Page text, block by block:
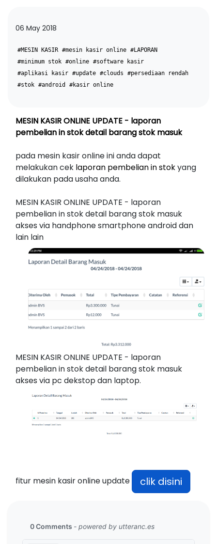
06 May 2018
#MESIN KASIR #mesin kasir online #LAPORAN
#minimum stok #online #software kasir
#aplikasi kasir #update #clouds
#persediaan rendah
#stok #android #kasir online
MESIN KASIR ONLINE UPDATE - laporan
pembelian in stok detail barang stok masuk
pada mesin kasir online ini anda dapat
melakukan cek laporan pembelian in stokyang
dilakukan pada usaha anda.
MESIN KASIR ONLINE UPDATE - laporan
pembelian in stok detail barang stok masuk
akses via handphone smartphone android dan
lain lain
MESIN KASIR ONLINE UPDATE - laporan
pembelian in stok detail barang stok masuk
akses via pc dekstop dan laptop.
fitur mesin kasir online update clik disini